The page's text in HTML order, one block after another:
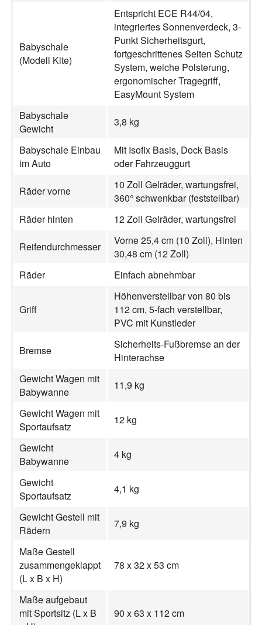
Babyschale
(Modell Kite)
Entspricht ECE R44/04,
integriertes Sonnenverdeck, 3-
Punkt Sicherheitsgurt,
fortgeschrittenes Seiten Schutz
System, weiche Polsterung,
ergonomischer Tragegriff,
EasyMount System
Babyschale
Gewicht
3,8 kg
Babyschale Einbau
im Auto
Mit Isofix Basis, Dock Basis
oder Fahrzeuggurt
Räder vorne
10 Zoll Gelräder, wartungsfrei,
360° schwenkbar (feststellbar)
Räder hinten
12 Zoll Gelräder, wartungsfrei
Reifendurchmesser
Vorne 25,4 cm (10 Zoll), Hinten
30,48 cm (12 Zoll)
Räder
Einfach abnehmbar
Griff
Höhenverstellbar von 80 bis
112 cm, 5-fach verstellbar,
PVC mit Kunstleder
Bremse
Sicherheits-Fußbremse an der
Hinterachse
Gewicht Wagen mit
Babywanne
11,9 kg
Gewicht Wagen mit
Sportaufsatz
12 kg
Gewicht
Babywanne
4 kg
Gewicht
Sportaufsatz
4,1 kg
Gewicht Gestell mit
Rädern
7,9 kg
Maße Gestell
zusammengeklappt
(L x B x H)
78 x 32 x 53 cm
Maße aufgebaut
mit Sportsitz (L x B
90 x 63 x 112 cm